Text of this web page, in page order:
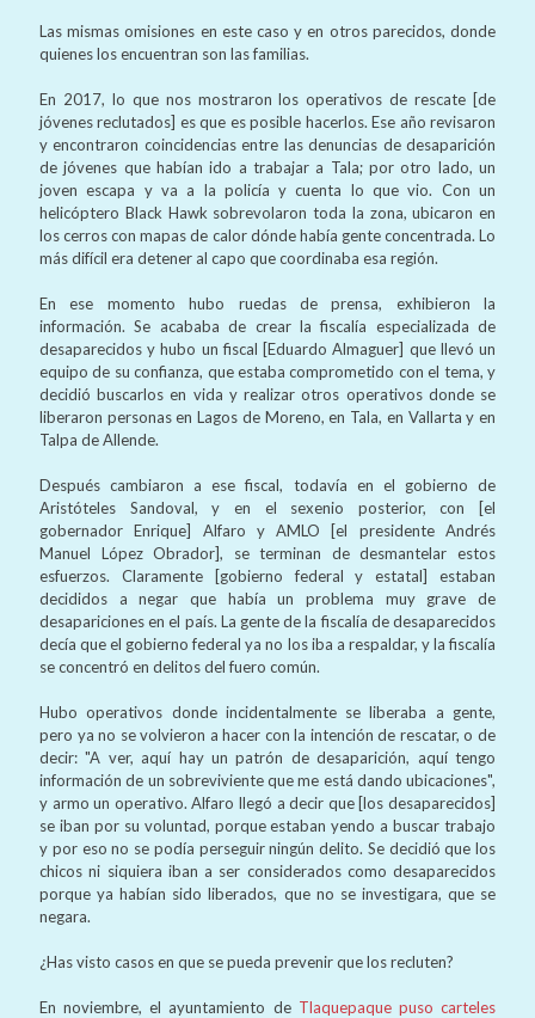
Las mismas omisiones en este caso y en otros parecidos, donde
quienes los encuentran son las familias.
En 2017, lo que nos mostraron los operativos de rescate [de
jóvenes reclutados] es que es posible hacerlos. Ese año revisaron
y encontraron coincidencias entre las denuncias de desaparición
de jóvenes que habían ido a trabajar a Tala; por otro lado, un
joven escapa y va a la policía y cuenta lo que vio. Con un
helicóptero Black Hawk sobrevolaron toda la zona, ubicaron en
los cerros con mapas de calor dónde había gente concentrada. Lo
más difícil era detener al capo que coordinaba esa región.
En ese momento hubo ruedas de prensa, exhibieron la
información. Se acababa de crear la fiscalía especializada de
desaparecidos y hubo un fiscal [Eduardo Almaguer] que llevó un
equipo de su confianza, que estaba comprometido con el tema, y
decidió buscarlos en vida y realizar otros operativos donde se
liberaron personas en Lagos de Moreno, en Tala, en Vallarta y en
Talpa de Allende.
Después cambiaron a ese fiscal, todavía en el gobierno de
Aristóteles Sandoval, y en el sexenio posterior, con [el
gobernador Enrique] Alfaro y AMLO [el presidente Andrés
Manuel López Obrador], se terminan de desmantelar estos
esfuerzos. Claramente [gobierno federal y estatal] estaban
decididos a negar que había un problema muy grave de
desapariciones en el país. La gente de la fiscalía de desaparecidos
decía que el gobierno federal ya no los iba a respaldar, y la fiscalía
se concentró en delitos del fuero común.
Hubo operativos donde incidentalmente se liberaba a gente,
pero ya no se volvieron a hacer con la intención de rescatar, o de
decir: "A ver, aquí hay un patrón de desaparición, aquí tengo
información de un sobreviviente que me está dando ubicaciones",
y armo un operativo. Alfaro llegó a decir que [los desaparecidos]
se iban por su voluntad, porque estaban yendo a buscar trabajo
y por eso no se podía perseguir ningún delito. Se decidió que los
chicos ni siquiera iban a ser considerados como desaparecidos
porque ya habían sido liberados, que no se investigara, que se
negara.
¿Has visto casos en que se pueda prevenir que los recluten?
En noviembre, el ayuntamiento deTlaquepaque puso carteles